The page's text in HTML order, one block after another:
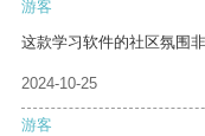
游客
这款学习软件的社区氛围
2024-10-25
游客